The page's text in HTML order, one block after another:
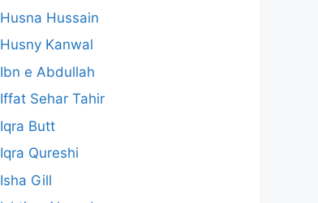
Husna Hussain
Husny Kanwal
Ibn e Abdullah
Iffat Sehar Tahir
Iqra Butt
Iqra Qureshi
Isha Gill